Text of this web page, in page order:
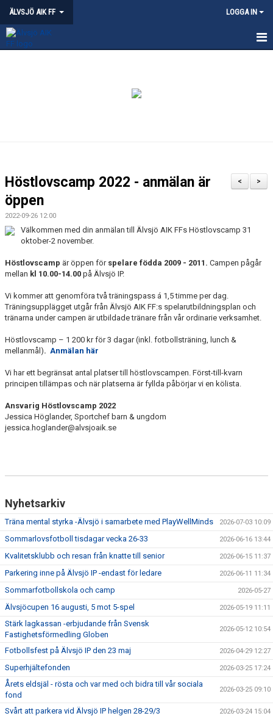
ÄLVSJÖ AIK FF LOGGA IN
ÄLVSJÖS IDROTTSPLATSER
KLÄDPROFIL
VÅRDNADSHAVARE
MATCHER
>
<
Höstlovscamp 2022 - anmälan är
öppen
2022-09-26 12:00
Välkommen med din anmälan till Älvsjö AIK FFs Höstlovscamp 31
oktober-2 november.
Höstlovscamp är öppen för spelare födda 2009 - 2011. Campen pågår
mellan kl 10.00-14.00 på Älvsjö IP.
Vi kommer att genomföra två träningspass á 1,5 timme per dag.
Träningsupplägget utgår från Älvsjö AIK FF:s spelarutbildningsplan och
tränarna under campen är utbildade tränare från vår ordinarie verksamhet.
Höstlovscamp – 1 200 kr för 3 dagar (inkl. fotbollsträning, lunch &
mellanmål). Anmälan här
Vi har ett begränsat antal platser till höstlovscampen. Först-till-kvarn
principen tillämpas och när platserna är fyllda påbörjar vi en kölista.
Ansvarig Höstlovscamp 2022
Jessica Höglander, Sportchef barn & ungdom
jessica.hoglander@alvsjoaik.se
Nyhetsarkiv
Träna mental styrka -Älvsjö i samarbete med PlayWellMinds 2026-07-03 10:09
Sommarlovsfotboll tisdagar vecka 26-33 2026-06-16 13:44
Kvalitetsklubb och resan från knatte till senior 2026-06-15 11:37
Parkering inne på Älvsjö IP -endast för ledare 2026-06-11 11:34
Sommarfotbollskola och camp 2026-05-27
Älvsjöcupen 16 augusti, 5 mot 5-spel 2026-05-19 11:11
Stärk lagkassan -erbjudande från Svensk
Fastighetsförmedling Globen
2026-05-12 10:54
Fotbollsfest på Älvsjö IP den 23 maj 2026-04-29 12:27
Superhjältefonden 2026-03-25 17:24
Årets eldsjäl - rösta och var med och bidra till vår sociala
fond
2026-03-25 09:10
Svårt att parkera vid Älvsjö IP helgen 28-29/3 2026-03-24 15:04